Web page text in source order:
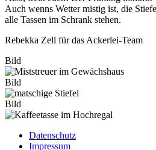
Auch wenns Wetter mistig ist, die
alle Tassen im Schrank stehen.
Rebekka Zell für das Ackerlei-Team
Bild
Bild
Bild
Datenschutz
Impressum